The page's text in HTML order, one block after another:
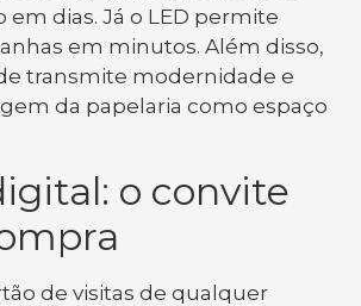
dias. Já o LED permite
em minutos. Além disso,
transmite modernidade e
da papelaria como espaço
o convite
de visitas de qualquer